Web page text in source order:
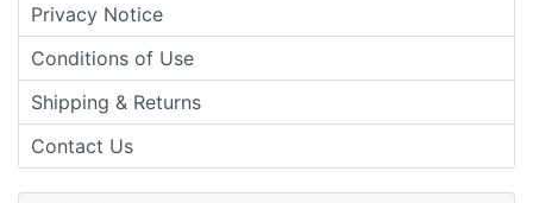
Privacy Notice
Conditions of Use
Shipping & Returns
Contact Us